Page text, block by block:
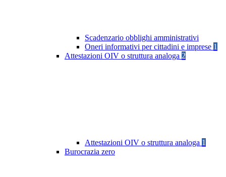
Scadenzario obblighi amministrativi
Oneri informativi per cittadini e imprese 1
Attestazioni OIV o struttura analoga 2
Attestazioni OIV o struttura analoga 1
Burocrazia zero